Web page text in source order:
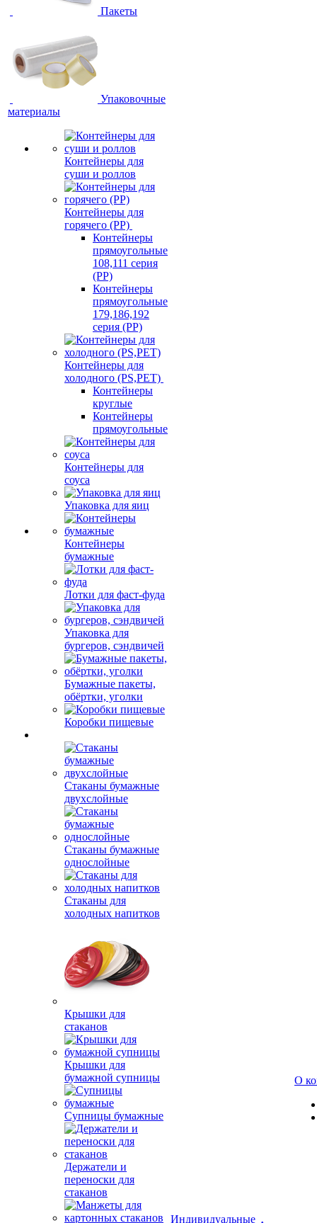
Пакеты
Упаковочные
материалы
Контейнеры для
суши и роллов
Контейнеры для
горячего (PP)
Контейнеры
прямоугольные
108,111 серия
(PP)
Контейнеры
прямоугольные
179,186,192
серия (PP)
Контейнеры для
холодного (PS,PET)
Контейнеры
круглые
Контейнеры
прямоугольные
Контейнеры для
соуса
Упаковка для яиц
Контейнеры
бумажные
Лотки для фаст-фуда
Упаковка для
бургеров, сэндвичей
Бумажные пакеты,
обёртки, уголки
Коробки пищевые
Стаканы бумажные
двухслойные
Стаканы бумажные
однослойные
Стаканы для
холодных напитков
Крышки для
стаканов
Крышки для
бумажной супницы
Супницы бумажные
Держатели и
переноски для
стаканов
Индивидуальные
О